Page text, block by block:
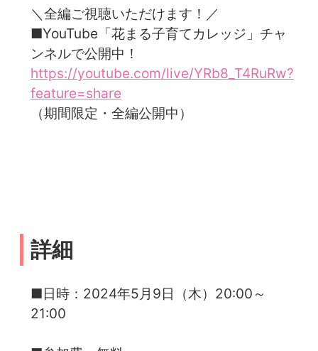
＼全編ご視聴いただけます！／
■YouTube「花まる子育てカレッジ」チャ
ンネルで公開中！
https://youtube.com/live/YRb8_T4RuRw?
feature=share
（期間限定・全編公開中）
詳細
■日時：2024年5月9日（木）20:00～
21:00